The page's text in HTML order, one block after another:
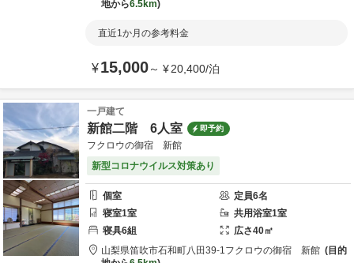
地から6.5km
直近1か月の参考料金
¥15,000～ ¥20,400/泊
一戸建て
新館二階 6人室 即予約
フクロウの御宿 新館
新型コロナウイルス対策あり
個室 定員6名
寝室1室 共用浴室1室
寝具6組 広さ40㎡
山梨県笛吹市石和町八田39-1フクロウの御宿 新館
目的